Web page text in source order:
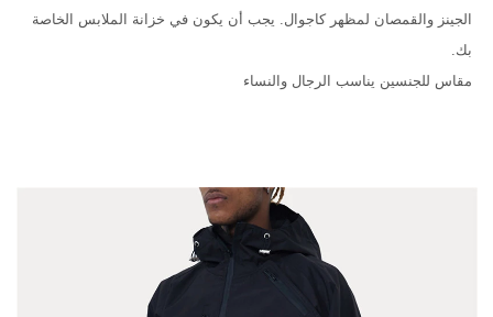
الجينز والقمصان لمظهر كاجوال. يجب أن يكون في خزانة الملابس الخاصة
بك.
مقاس للجنسين يناسب الرجال والنساء